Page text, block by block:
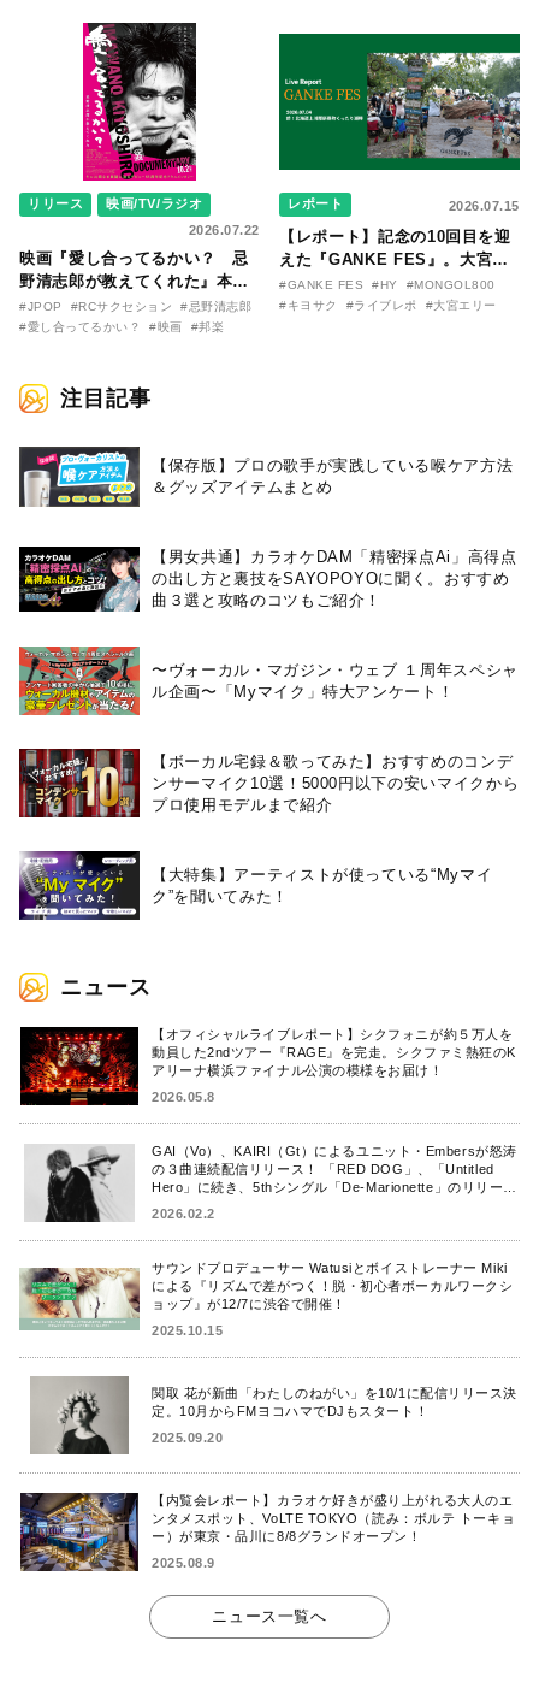
〇のはなし〜』
た日。
リリース
映画/TV/ラジオ
2026.07.22
映画『愛し合ってるかい？ 忌
野清志郎が教えてくれた』本予
告映像とキービジュアルがつい
に解禁！ キヨシロー関連商品も
#JPOP #RCサクセション
#忌野清志郎
#愛し合ってるかい？
#映画 #邦楽
レポート 2026.07.15
【レポート】記念の10回目を迎
えた『GANKE FES』。大宮エ
リー作『アイヌの神々の崖』を
前に、キヨサク
#GANKE FES #HY
#MONGOL800
#キヨサク
#ライブレポ #大宮エリー
注目記事
【保存版】プロの歌手が実践している喉ケア⽅法
＆グッズアイテムまとめ
【男女共通】カラオケDAM「精密採点Ai」高得点
の出し方と裏技をSAYOPOYOに聞く。おすすめ
曲３選と攻略のコツもご紹介！
〜ヴォーカル・マガジン・ウェブ １周年スペシャ
ル企画〜「Myマイク」特大アンケート！
【ボーカル宅録＆歌ってみた】おすすめのコンデ
ンサーマイク10選！5000円以下の安いマイクから
プロ使用モデルまで紹介
【大特集】アーティストが使っている“Myマイ
ク”を聞いてみた！
ニュース
【オフィシャルライブレポート】シクフォニが約５万人を
動員した2ndツアー『RAGE』を完走。シクファミ熱狂のK
アリーナ横浜ファイナル公演の模様をお届け！
2026.05.8
GAI（Vo）、KAIRI（Gt）によるユニット・Embersが怒涛
の３曲連続配信リリース！ 「RED DOG」、「Untitled
Hero」に続き、5thシングル「De-Marionette」のリリース
2026.02.2
サウンドプロデューサー Watusiとボイストレーナー Miki
による『リズムで差がつく！脱・初心者ボーカルワークシ
ョップ』が12/7に渋谷で開催！
2025.10.15
関取 花が新曲「わたしのねがい」を10/1に配信リリース決
定。10月からFMヨコハマでDJもスタート！
2025.09.20
【内覧会レポート】カラオケ好きが盛り上がれる大人のエ
ンタメスポット、VoLTE TOKYO（読み：ボルテ トーキョ
ー）が東京・品川に8/8グランドオープン！
2025.08.9
ニュース一覧へ